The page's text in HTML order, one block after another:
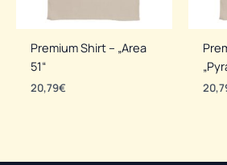
Premium Shirt – „Area
51“
20,79€